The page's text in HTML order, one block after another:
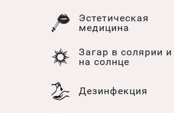
Эстетическая
медицина
Загар в солярии и
на солнце
Дезинфекция